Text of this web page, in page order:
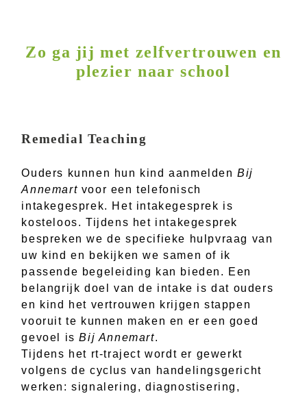
Zo ga jij met zelfvertrouwen en
plezier naar school
Remedial Teaching
Ouders kunnen hun kind aanmeldenBij
Annemart voor een telefonisch
intakegesprek. Het intakegesprek is
kosteloos. Tijdens het intakegesprek
bespreken we de specifieke hulpvraag van
uw kind en bekijken we samen of ik
passende begeleiding kan bieden. Een
belangrijk doel van de intake is dat ouders
en kind het vertrouwen krijgen stappen
vooruit te kunnen maken en er een goed
gevoel isBij Annemart.
Tijdens het rt-traject wordt er gewerkt
volgens de cyclus van handelingsgericht
werken: signalering, diagnostisering,